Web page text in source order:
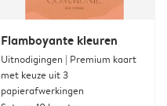
Flamboyante kleuren
Uitnodigingen | Premium kaart
met keuze uit 3
papierafwerkingen